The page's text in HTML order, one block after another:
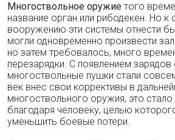
Многоствольное оружие того
название орган или рибодекен. Но к
вооружению эти системы отнести
могли одновременно произвести
но затем требовалось, много
перезарядки. С появлением зарядов
многоствольные пушки стали
век внес свои коррективы в
многоствольного оружия, это
благодаря человеку, целью
уменьшить боевые потери.